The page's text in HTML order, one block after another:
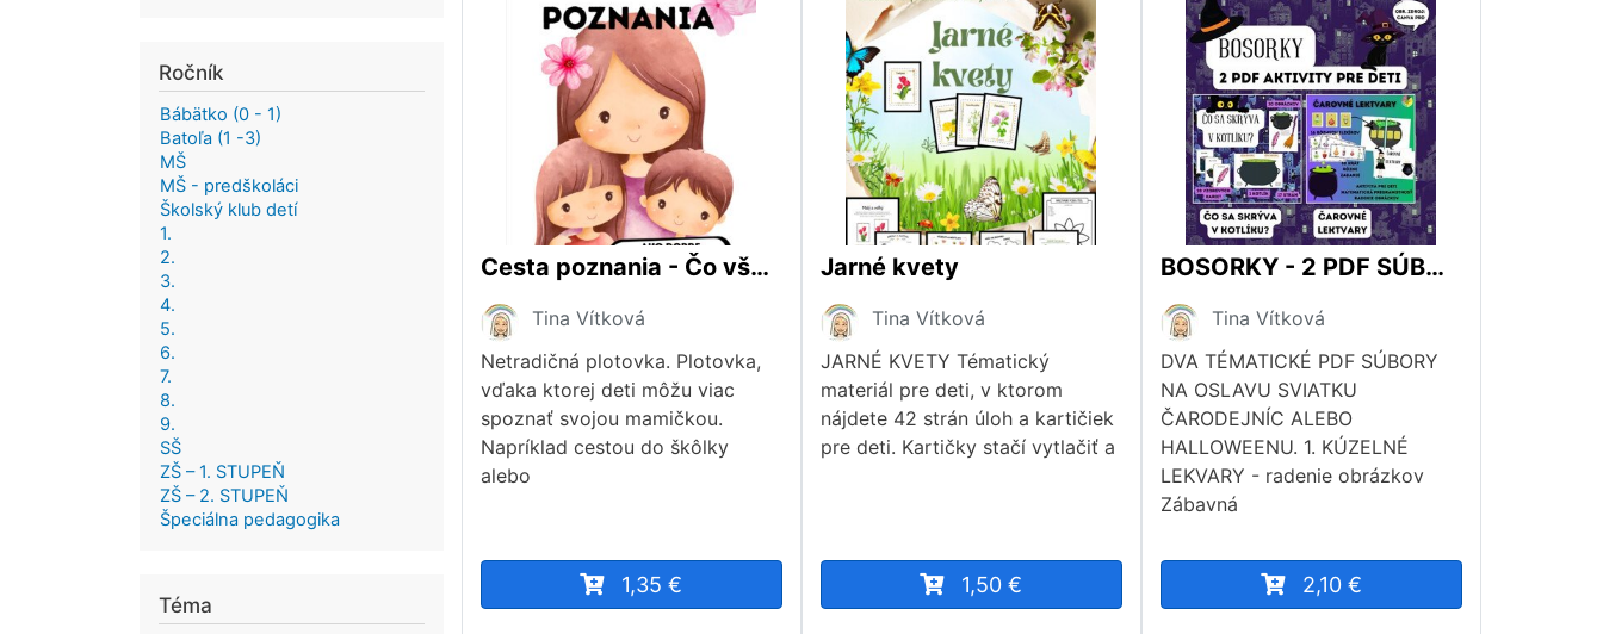
Cesta poznania - Čo všetko viem o svojej mamičke? (PLOTOVKA)
Tina Vítková
Netradičná plotovka. Plotovka,
vďaka ktorej deti môžu viac
spoznať svojou mamičkou.
Napríklad cestou do škôlky
alebo
1,35 €
Jarné kvety
Tina Vítková
JARNÉ KVETY Tématický
materiál pre deti, v ktorom
nájdete 42 strán úloh a kartičiek
pre deti. Kartičky stačí vytlačiť a
1,50 €
BOSORKY - 2 PDF SÚBORY
Tina Vítková
DVA TÉMATICKÉ PDF SÚBORY
NA OSLAVU SVIATKU
ČARODEJNÍC ALEBO
HALLOWEENU. 1. KÚZELNÉ
LEKVARY - radenie obrázkov
Zábavná
2,10 €
Ročník
Bábätko (0 - 1)
Batoľa (1 -3)
MŠ
MŠ - predškoláci
Školský klub detí
1.
2.
3.
4.
5.
6.
7.
8.
9.
SŠ
ZŠ – 1. STUPEŇ
ZŠ – 2. STUPEŇ
Špeciálna pedagogika
Téma